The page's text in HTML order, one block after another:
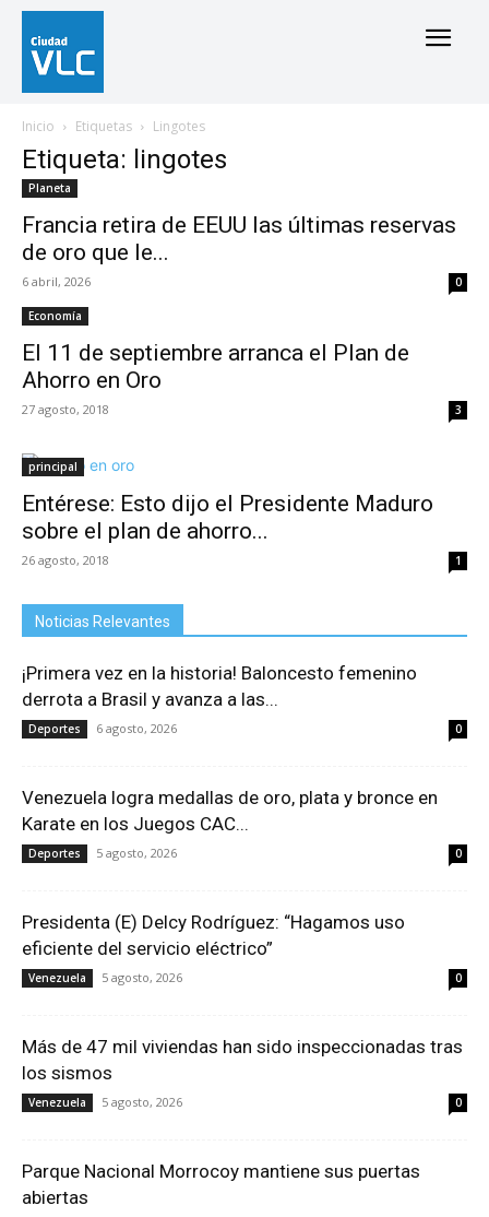
Inicio Etiquetas Lingotes
Etiqueta: lingotes
Planeta
Francia retira de EEUU las últimas reservas
de oro que le...
6 abril, 2026 0
Economía
El 11 de septiembre arranca el Plan de
Ahorro en Oro
27 agosto, 2018 3
principal
Entérese: Esto dijo el Presidente Maduro
sobre el plan de ahorro...
26 agosto, 2018 1
Noticias Relevantes
¡Primera vez en la historia! Baloncesto femenino
derrota a Brasil y avanza a las...
Deportes 6 agosto, 2026 0
Venezuela logra medallas de oro, plata y bronce en
Karate en los Juegos CAC...
Deportes 5 agosto, 2026 0
Presidenta (E) Delcy Rodríguez: “Hagamos uso
eficiente del servicio eléctrico”
Venezuela 5 agosto, 2026 0
Más de 47 mil viviendas han sido inspeccionadas tras
los sismos
Venezuela 5 agosto, 2026 0
Parque Nacional Morrocoy mantiene sus puertas
abiertas